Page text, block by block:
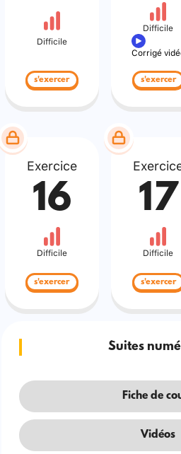
Difficile
s'exercer
Difficile
Corrigé
s'exercer
Exercice
16
Difficile
s'exercer
17
Difficile
s'exercer
Suites
Fiche de
Vidéos